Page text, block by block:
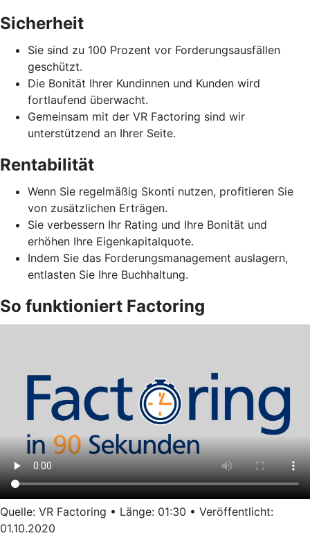
Sicherheit
Sie sind zu 100 Prozent vor Forderungsausfällen
geschützt.
Die Bonität Ihrer Kundinnen und Kunden wird
fortlaufend überwacht.
Gemeinsam mit der VR Factoring sind wir
unterstützend an Ihrer Seite.
Rentabilität
Wenn Sie regelmäßig Skonti nutzen, profitieren Sie
von zusätzlichen Erträgen.
Sie verbessern Ihr Rating und Ihre Bonität und
erhöhen Ihre Eigenkapitalquote.
Indem Sie das Forderungsmanagement auslagern,
entlasten Sie Ihre Buchhaltung.
So funktioniert Factoring
Quelle: VR Factoring • Länge: 01:30 • Veröffentlicht:
01.10.2020